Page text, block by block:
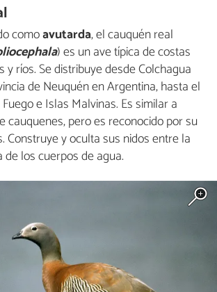
comoavutarda, el cauquén real
) es un ave típica de costas
y ríos. Se distribuye desde Colchagua
de Neuquén en Argentina, hasta el
e Islas Malvinas. Es similar a
cauquenes, pero es reconocido por su
Construye y oculta sus nidos entre la
los cuerpos de agua.